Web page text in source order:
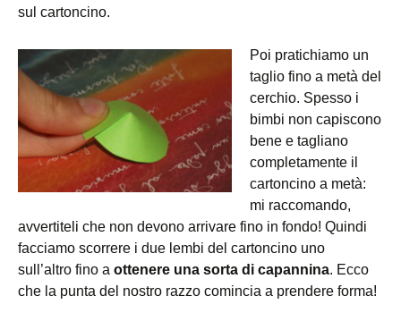
sul cartoncino.
Poi pratichiamo un
taglio fino a metà del
cerchio. Spesso i
bimbi non capiscono
bene e tagliano
completamente il
cartoncino a metà:
mi raccomando,
avvertiteli che non devono arrivare fino in fondo! Quindi
facciamo scorrere i due lembi del cartoncino uno
sull’altro fino a ottenere una sorta di capannina. Ecco
che la punta del nostro razzo comincia a prendere forma!